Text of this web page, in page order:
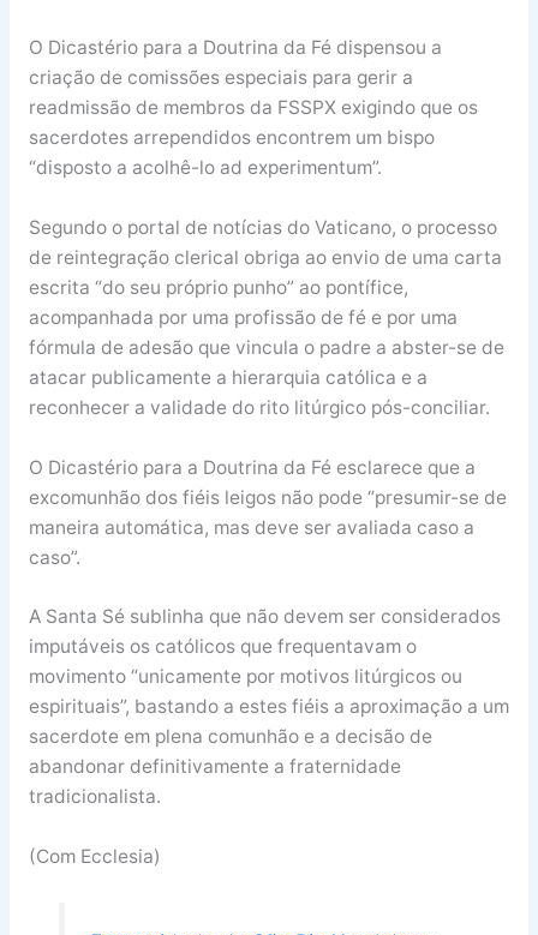
O Dicastério para a Doutrina da Fé dispensou a
criação de comissões especiais para gerir a
readmissão de membros da FSSPX exigindo que os
sacerdotes arrependidos encontrem um bispo
“disposto a acolhê-lo ad experimentum”.
Segundo o portal de notícias do Vaticano, o processo
de reintegração clerical obriga ao envio de uma carta
escrita “do seu próprio punho” ao pontífice,
acompanhada por uma profissão de fé e por uma
fórmula de adesão que vincula o padre a abster-se de
atacar publicamente a hierarquia católica e a
reconhecer a validade do rito litúrgico pós-conciliar.
O Dicastério para a Doutrina da Fé esclarece que a
excomunhão dos fiéis leigos não pode “presumir-se de
maneira automática, mas deve ser avaliada caso a
caso”.
A Santa Sé sublinha que não devem ser considerados
imputáveis os católicos que frequentavam o
movimento “unicamente por motivos litúrgicos ou
espirituais”, bastando a estes fiéis a aproximação a um
sacerdote em plena comunhão e a decisão de
abandonar definitivamente a fraternidade
tradicionalista.
(Com Ecclesia)